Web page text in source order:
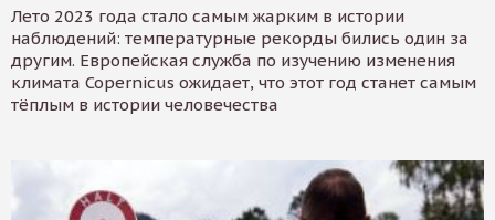
Лето 2023 года стало самым жарким в истории
наблюдений: температурные рекорды бились один за
другим. Европейская служба по изучению изменения
климата Copernicus ожидает, что этот год станет самым
тёплым в истории человечества